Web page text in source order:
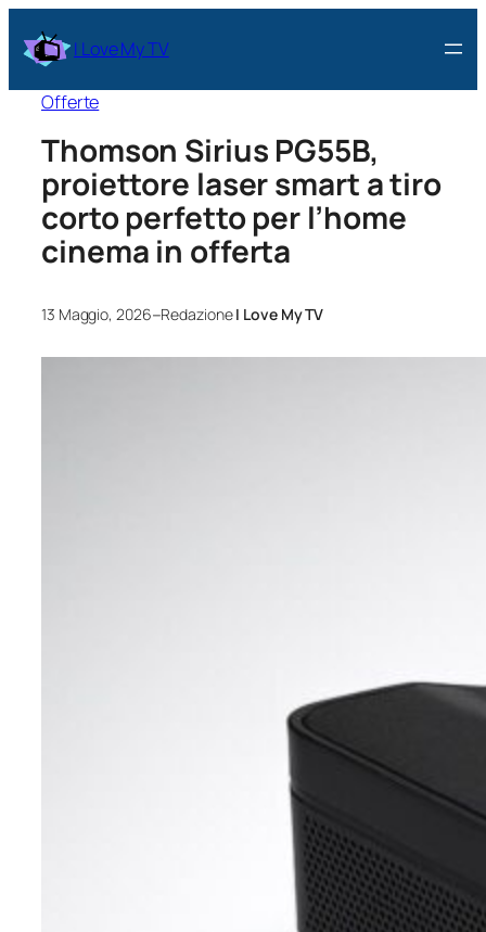
I Love My TV
Offerte
Thomson Sirius PG55B,
proiettore laser smart a tiro
corto perfetto per l’home
cinema in offerta
13 Maggio, 2026–RedazioneI Love My TV